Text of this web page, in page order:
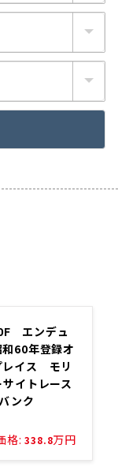
エンデュ
60年登録オ
イス モリ
イトレース
ンク
格: 338.8万円